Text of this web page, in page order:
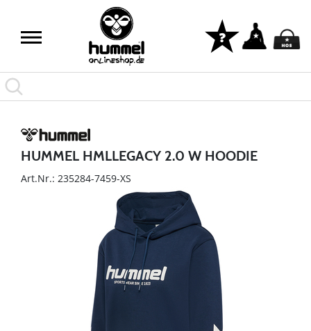
HUMMEL HMLLEGACY 2.0 W HOODIE
Art.Nr.: 235284-7459-XS